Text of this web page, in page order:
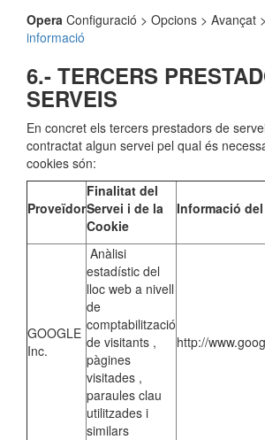
Opera Configuració > Opcions > Avançat
informació
6.- TERCERS
SERVEIS
En concret els tercers prestadors de
contractat algun servei pel qual és
cookies són:
Proveïdor
Finalitat del
Servei i de la
Cookie
Informació
GOOGLE
Inc.
Anàlisi
estadístic del
lloc web a nivell
de
comptabilització
de visitants ,
pàgines
visitades ,
paraules clau
utilitzades i
similars
http://